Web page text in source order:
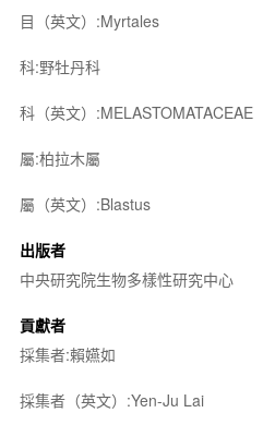
目（英文）:Myrtales
科:野牡丹科
科（英文）:MELASTOMATACEAE
屬:柏拉木屬
屬（英文）:Blastus
出版者
中央研究院生物多樣性研究中心
貢獻者
採集者:賴嬿如
採集者（英文）:Yen-Ju Lai